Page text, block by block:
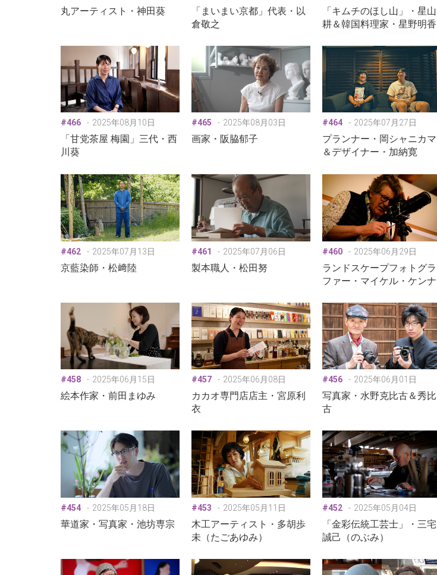
丸アーティスト・神田葵
「まいまい京都」代表・以
倉敬之
「キムチのほし山」・星山
耕＆韓国料理家・星野明香
#466 2025年08月10日
「甘党茶屋 梅園」三代・西
川葵
#465 2025年08月03日
画家・阪脇郁子
#464 2025年07月27日
プランナー・岡シャニカマ
＆デザイナー・加納寛
#462 2025年07月13日
京藍染師・松﨑陸
#461 2025年07月06日
製本職人・松田努
#460 2025年06月29日
ランドスケープフォトグラ
ファー・マイケル・ケンナ
#458 2025年06月15日
絵本作家・前田まゆみ
#457 2025年06月08日
カカオ専門店店主・宮原利
衣
#456 2025年06月01日
写真家・水野克比古＆秀比
古
#454 2025年05月18日
華道家・写真家・池坊専宗
#453 2025年05月11日
木工アーティスト・多胡歩
未（たごあゆみ）
#452 2025年05月04日
「金彩伝統工芸士」・三宅
誠己（のぶみ）